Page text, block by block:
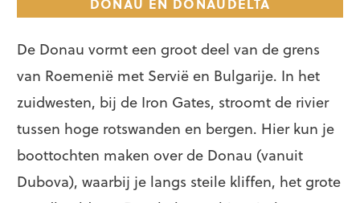
De Donau vormt een groot deel van de grens
van Roemenië met Servië en Bulgarije. In het
zuidwesten, bij de Iron Gates, stroomt de rivier
tussen hoge rotswanden en bergen. Hier kun je
boottochten maken over de Donau (vanuit
Dubova), waarbij je langs steile kliffen, het grote